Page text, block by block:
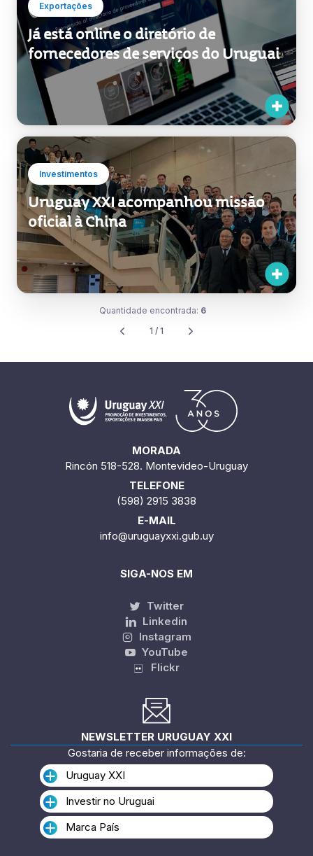
Exportações
Já está online o diretório de
fornecedores de serviços do Uruguai
Investimentos
Uruguay XXI acompanhou missão
oficial à China
Quantidade encontrada: 6
1 / 1
MORADA
Rincón 518-528. Montevideo-Uruguay
TELEFONE
(598) 2915 3838
E-MAIL
info@uruguayxxi.gub.uy
SIGA-NOS EM
Twitter
Linkedin
Instagram
YouTube
Flickr
NEWSLETTER URUGUAY XXI
Gostaria de receber informações de:
Uruguay XXI
Investir no Uruguai
Marca País